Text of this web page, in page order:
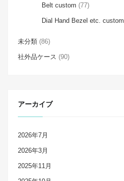
Belt custom (77)
Dial Hand Bezel etc. custom
未分類 (86)
社外品ケース (90)
アーカイブ
2026年7月
2026年3月
2025年11月